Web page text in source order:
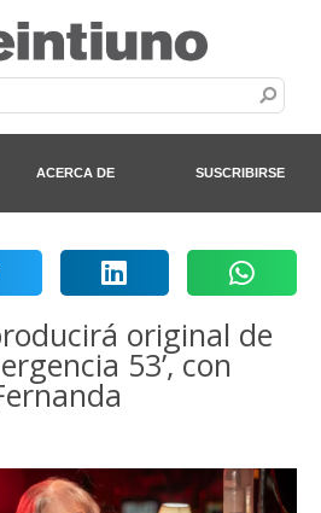
ACERCA DE SUSCRIBIRSE
original de
53’, con